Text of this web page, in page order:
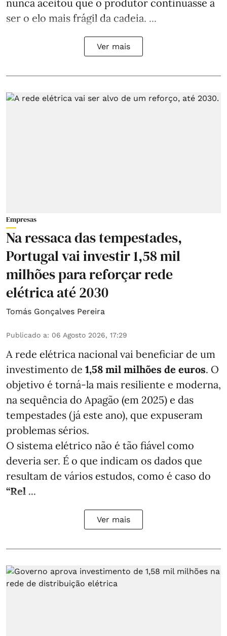
nunca aceitou que o produtor continuasse a
ser o elo mais frágil da cadeia. ...
Ver mais
Empresas
Na ressaca das tempestades,
Portugal vai investir 1,58 mil
milhões para reforçar rede
elétrica até 2030
Tomás Gonçalves Pereira
Publicado a: 06 Agosto 2026, 17:29
A rede elétrica nacional vai beneficiar de um
investimento de 1,58 mil milhões de euros. O
objetivo é torná-la mais resiliente e moderna,
na sequência do Apagão (em 2025) e das
tempestades (já este ano), que expuseram
problemas sérios.
O sistema elétrico não é tão fiável como
deveria ser. É o que indicam os dados que
resultam de vários estudos, como é caso do
“Rel ...
Ver mais